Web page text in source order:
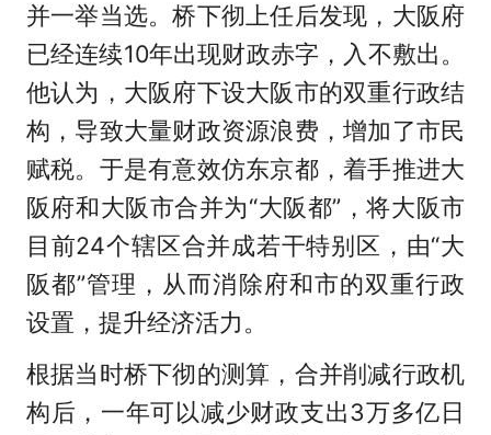
并一举当选。桥下彻上任后发现，大阪府
已经连续10年出现财政赤字，入不敷出。
他认为，大阪府下设大阪市的双重行政结
构，导致大量财政资源浪费，增加了市民
赋税。于是有意效仿东京都，着手推进大
阪府和大阪市合并为“大阪都”，将大阪市
目前24个辖区合并成若干特别区，由“大
阪都”管理，从而消除府和市的双重行政
设置，提升经济活力。
根据当时桥下彻的测算，合并削减行政机
构后，一年可以减少财政支出3万多亿日